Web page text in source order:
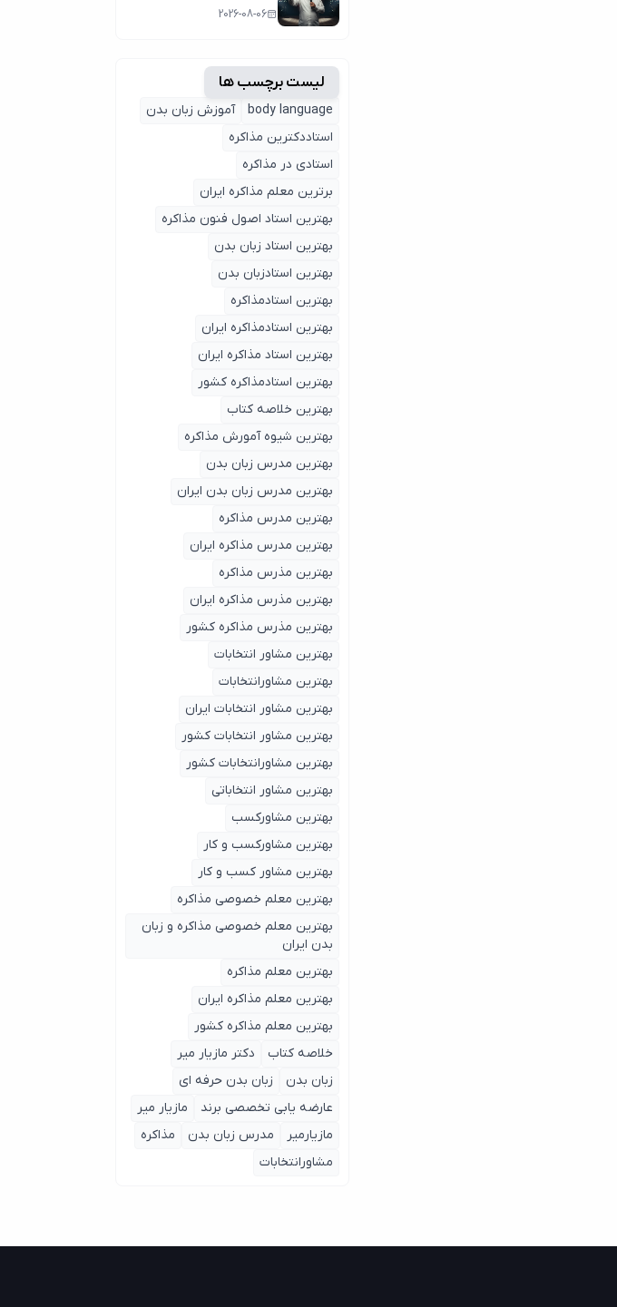
2026-08-06
لیست برچسب ها
body language
آموزش زبان بدن
استاددکترین مذاکره
استادی در مذاکره
برترین معلم مذاکره ایران
بهترین استاد اصول ‌فنون مذاکره
بهترین استاد زبان بدن
بهترین استادزبان بدن
بهترین استادمذاکره
بهترین استادمذاکره ایران
بهترین استاد مذاکره ایران
بهترین استادمذاکره کشور
بهترین خلاصه کتاب
بهترین شیوه آمورش مذاکره
بهترین مدرس زبان بدن
بهترین مدرس زبان بدن ایران
بهترین مدرس مذاکره
بهترین مدرس مذاکره ایران
بهترین مذرس مذاکره
بهترین مذرس مذاکره ایران
بهترین مذرس مذاکره کشور
بهترین مشاور انتخابات
بهترین مشاورانتخابات
بهترین مشاور انتخابات ایران
بهترین مشاور انتخابات کشور
بهترین مشاورانتخابات کشور
بهترین مشاور انتخاباتی
بهترین مشاورکسب
بهترین مشاورکسب و کار
بهترین مشاور کسب و کار
بهترین معلم خصوصی مذاکره
بهترین معلم خصوصی مذاکره و زبان
بدن ایران
بهترین معلم مذاکره
بهترین معلم مذاکره ایران
بهترین معلم مذاکره کشور
خلاصه کتاب
دکتر مازیار میر
زبان بدن
زبان بدن حرفه ای
عارضه یابی تخصصی برند
مازیار میر
مازیارمیر
مدرس زبان بدن
مذاکره
مشاورانتخابات